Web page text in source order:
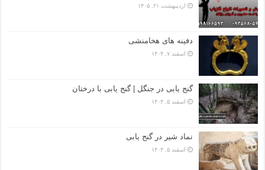
اردیبهشت ۲۱, ۱۴۰۵
دفینه های هخامنشی
اسفند ۷, ۱۴۰۴
گنج یابی در جنگل | گنج یابی با درختان
اسفند ۵, ۱۴۰۴
نماد شیر در گنج یابی
اسفند ۵, ۱۴۰۴